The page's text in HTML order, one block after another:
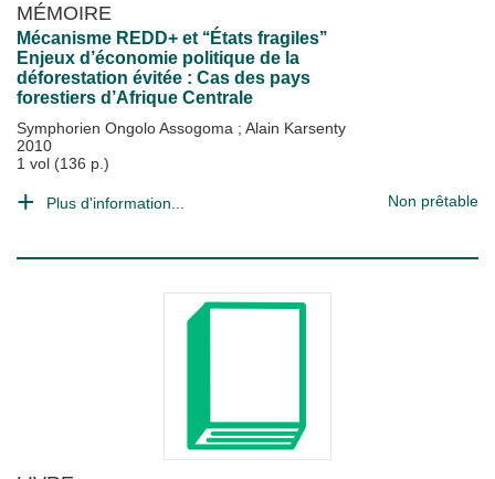
MÉMOIRE
Mécanisme REDD+ et ‘‘États fragiles’’
Enjeux d’économie politique de la
déforestation évitée : Cas des pays
forestiers d’Afrique Centrale
Symphorien Ongolo Assogoma ; Alain Karsenty
2010
1 vol (136 p.)
Plus d'information... Non prêtable